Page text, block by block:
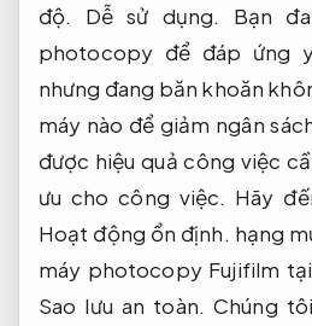
độ.
Dễ sử dụng.
Bạn
photocopy để đáp ứng
nhưng đang băn khoăn
máy nào để giảm ngân
được hiệu quả công việc
ưu cho công việc. Hãy
Hoạt động ổn định. hạng
máy photocopy Fujifilm tại
Sao lưu an toàn. Chúng